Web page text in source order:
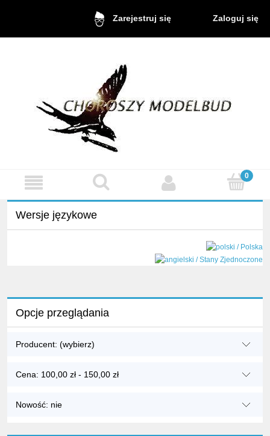
Zarejestruj się Zaloguj się
Wersje językowe
Opcje przeglądania
Producent: (wybierz)
Cena: 100,00 zł - 150,00 zł
Nowość: nie